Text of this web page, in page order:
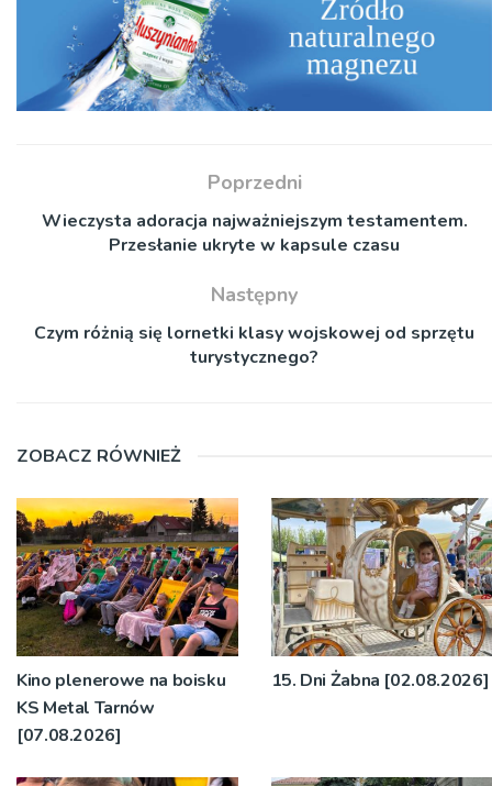
Poprzedni
Wieczysta adoracja najważniejszym testamentem.
Przesłanie ukryte w kapsule czasu
Następny
Czym różnią się lornetki klasy wojskowej od sprzętu
turystycznego?
ZOBACZ RÓWNIEŻ
Kino plenerowe na boisku
KS Metal Tarnów
[07.08.2026]
15. Dni Żabna [02.08.2026]